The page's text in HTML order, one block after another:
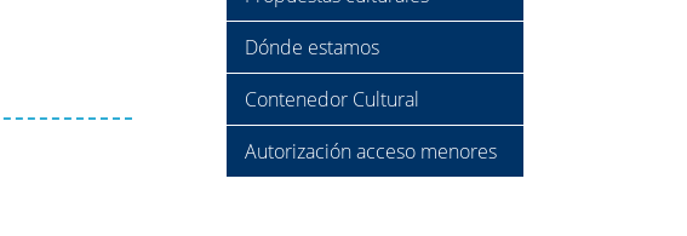
Dónde estamos
Contenedor Cultural
Autorización acceso menores